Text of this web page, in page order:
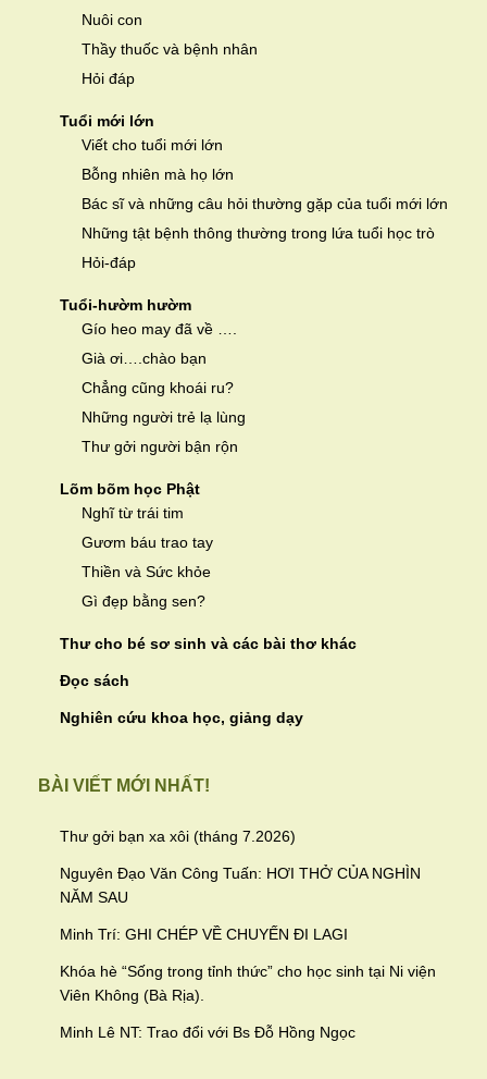
Nuôi con
Thầy thuốc và bệnh nhân
Hỏi đáp
Tuổi mới lớn
Viết cho tuổi mới lớn
Bỗng nhiên mà họ lớn
Bác sĩ và những câu hỏi thường gặp của tuổi mới lớn
Những tật bệnh thông thường trong lứa tuổi học trò
Hỏi-đáp
Tuổi-hườm hườm
Gío heo may đã về ….
Già ơi….chào bạn
Chẳng cũng khoái ru?
Những người trẻ lạ lùng
Thư gởi người bận rộn
Lõm bõm học Phật
Nghĩ từ trái tim
Gươm báu trao tay
Thiền và Sức khỏe
Gì đẹp bằng sen?
Thư cho bé sơ sinh và các bài thơ khác
Đọc sách
Nghiên cứu khoa học, giảng dạy
BÀI VIẾT MỚI NHẤT!
Thư gởi bạn xa xôi (tháng 7.2026)
Nguyên Đạo Văn Công Tuấn: HƠI THỞ CỦA NGHÌN
NĂM SAU
Minh Trí: GHI CHÉP VỀ CHUYẾN ĐI LAGI
Khóa hè “Sống trong tỉnh thức” cho học sinh tại Ni viện
Viên Không (Bà Rịa).
Minh Lê NT: Trao đổi với Bs Đỗ Hồng Ngọc